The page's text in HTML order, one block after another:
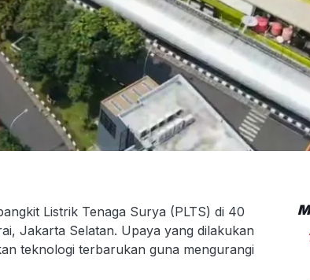
Listrik Tenaga Surya (PLTS) di 40
Jakarta Selatan. Upaya yang dilakukan
teknologi terbarukan guna mengurangi